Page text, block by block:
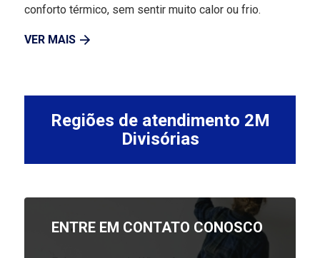
conforto térmico, sem sentir muito calor ou frio.
VER MAIS
Regiões de atendimento 2M
Divisórias
ENTRE EM CONTATO CONOSCO